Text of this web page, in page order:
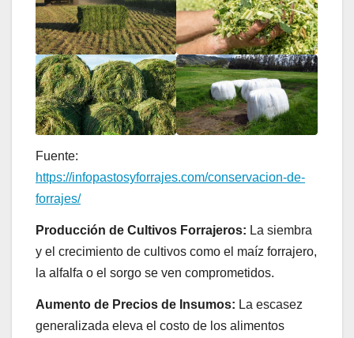
Fuente:
https://infopastosyforrajes.com/conservacion-de-
forrajes/
Producción de Cultivos Forrajeros: La siembra
y el crecimiento de cultivos como el maíz forrajero,
la alfalfa o el sorgo se ven comprometidos.
Aumento de Precios de Insumos: La escasez
generalizada eleva el costo de los alimentos